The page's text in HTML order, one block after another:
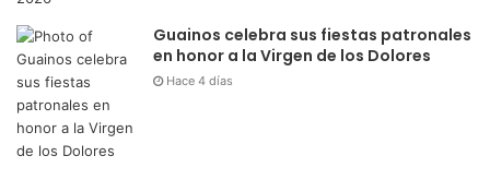
Guainos celebra sus fiestas patronales
en honor a la Virgen de los Dolores
Hace 4 días